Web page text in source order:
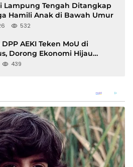
Lampung Tengah Ditangkap
Hamili Anak di Bawah Umur
532
DPP AEKI Teken MoU di
Dorong Ekonomi Hijau
dan Perdagangan Karbon
439